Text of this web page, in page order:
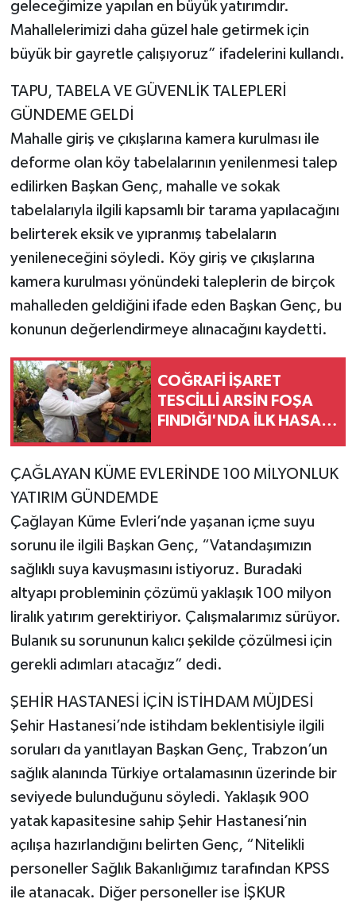
geleceğimize yapılan en büyük yatırımdır.
Mahallelerimizi daha güzel hale getirmek için
büyük bir gayretle çalışıyoruz” ifadelerini kullandı.
TAPU, TABELA VE GÜVENLİK TALEPLERİ
GÜNDEME GELDİ
Mahalle giriş ve çıkışlarına kamera kurulması ile
deforme olan köy tabelalarının yenilenmesi talep
edilirken Başkan Genç, mahalle ve sokak
tabelalarıyla ilgili kapsamlı bir tarama yapılacağını
belirterek eksik ve yıpranmış tabelaların
yenileneceğini söyledi. Köy giriş ve çıkışlarına
kamera kurulması yönündeki taleplerin de birçok
mahalleden geldiğini ifade eden Başkan Genç, bu
konunun değerlendirmeye alınacağını kaydetti.
COĞRAFİ İŞARET
TESCİLLİ ARSİN FOŞA
FINDIĞI'NDA İLK HASAT
ÇAĞLAYAN KÜME EVLERİNDE 100 MİLYONLUK
YATIRIM GÜNDEMDE
Çağlayan Küme Evleri’nde yaşanan içme suyu
sorunu ile ilgili Başkan Genç, “Vatandaşımızın
sağlıklı suya kavuşmasını istiyoruz. Buradaki
altyapı probleminin çözümü yaklaşık 100 milyon
liralık yatırım gerektiriyor. Çalışmalarımız sürüyor.
Bulanık su sorununun kalıcı şekilde çözülmesi için
gerekli adımları atacağız” dedi.
ŞEHİR HASTANESİ İÇİN İSTİHDAM MÜJDESİ
Şehir Hastanesi’nde istihdam beklentisiyle ilgili
soruları da yanıtlayan Başkan Genç, Trabzon’un
sağlık alanında Türkiye ortalamasının üzerinde bir
seviyede bulunduğunu söyledi. Yaklaşık 900
yatak kapasitesine sahip Şehir Hastanesi’nin
açılışa hazırlandığını belirten Genç, “Nitelikli
personeller Sağlık Bakanlığımız tarafından KPSS
ile atanacak. Diğer personeller ise İŞKUR